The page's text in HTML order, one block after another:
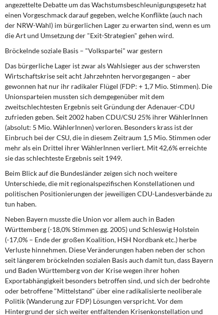
angezettelte Debatte um das Wachstumsbeschleunigungsgesetz hat
einen Vorgeschmack darauf gegeben, welche Konflikte (auch nach
der NRW-Wahl) im bürgerlichen Lager zu erwarten sind, wenn es um
die Art und Umsetzung der "Exit-Strategien" gehen wird.
Bröckelnde soziale Basis – "Volkspartei" war gestern
Das bürgerliche Lager ist zwarals Wahlsieger aus der schwersten
Wirtschaftskrise seit acht Jahrzehnten hervorgegangen – aber
gewonnen hat nur ihr radikaler Flügel (FDP: + 1,7 Mio. Stimmen). Die
Unionsparteien mussten sich demgegenüber mit dem
zweitschlechtesten Ergebnis seit Gründung der Adenauer-CDU
zufrieden geben. Seit 2002 haben CDU/CSU 25% ihrer WählerInnen
(absolut: 5 Mio. WählerInnen) verloren. Besonders krass ist der
Einbruch bei der CSU, die in diesem Zeitraum 1,5 Mio. Stimmen oder
mehr als ein Drittel ihrer WählerInnen verliert. Mit 42,6% erreichte
sie das schlechteste Ergebnis seit 1949.
Beim Blick auf die Bundesländerzeigen sich noch weitere
Unterschiede, die mit regionalspezifischen Konstellationen und
politischen Positionierungen der jeweiligen CDU-Landesverbände zu
tun haben.
Neben Bayern musste die Union vor allem auch in Baden
Württemberg (-18,0% Stimmen gg. 2005) und Schleswig Holstein
(-17,0% – Ende der großen Koalition, HSH Nordbank etc.) herbe
Verluste hinnehmen. Diese Veränderungen haben neben der schon
seit längerem bröckelnden sozialen Basis auch damit tun, dass Bayern
und Baden Württemberg von der Krise wegen ihrer hohen
Exportabhängigkeit besonders betroffen sind, und sich der bedrohte
oder betroffene "Mittelstand" über eine radikalisierte neoliberale
Politik (Wanderung zur FDP) Lösungen verspricht. Vor dem
Hintergrund der sich weiter entfaltenden Krisenkonstellation und